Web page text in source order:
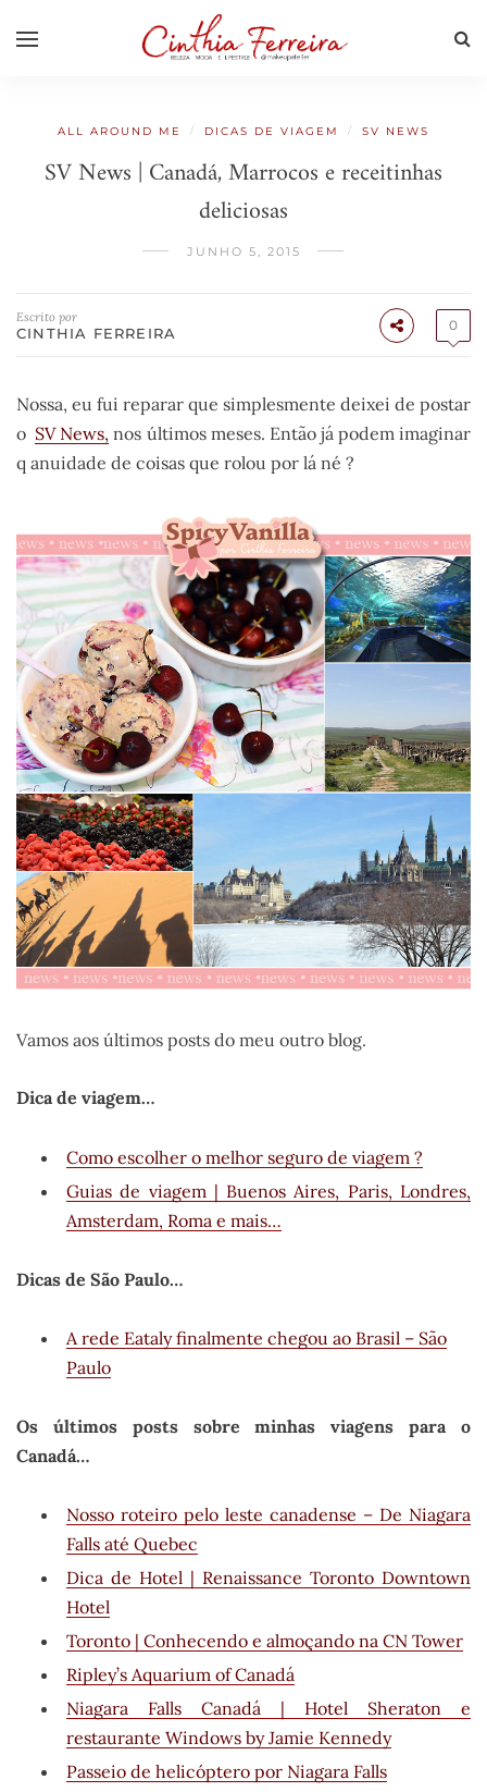
ALL AROUND ME / DICAS DE VIAGEM / SV NEWS
SV News | Canadá, Marrocos e receitinhas
deliciosas
JUNHO 5, 2015
Escrito por
CINTHIA FERREIRA 0
Nossa, eu fui reparar que simplesmente deixei de postar
o SV News, nos últimos meses. Então já podem imaginar
q anuidade de coisas que rolou por lá né ?
Vamos aos últimos posts do meu outro blog.
Dica de viagem…
Como escolher o melhor seguro de viagem ?
Guias de viagem | Buenos Aires, Paris, Londres,
Amsterdam, Roma e mais…
Dicas de São Paulo…
A rede Eataly finalmente chegou ao Brasil – São
Paulo
Os últimos posts sobre minhas viagens para o
Canadá…
Nosso roteiro pelo leste canadense – De Niagara
Falls até Quebec
Dica de Hotel | Renaissance Toronto Downtown
Hotel
Toronto | Conhecendo e almoçando na CN Tower
Ripley’s Aquarium of Canadá
Niagara Falls Canadá | Hotel Sheraton e
restaurante Windows by Jamie Kennedy
Passeio de helicóptero por Niagara Falls